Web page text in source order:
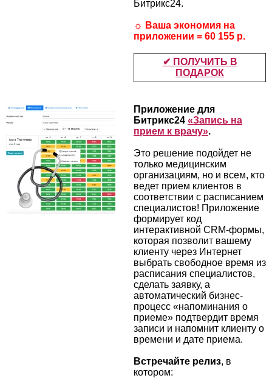
Битрикс24.
☼ Ваша экономия на
приложении = 60 155 р.
✔ ПОЛУЧИТЬ В
ПОДАРОК
Приложение для
Битрикс24 «Запись на
прием к врачу».
Это решение подойдет не
только медицинским
организациям, но и всем, кто
ведет прием клиентов в
соответствии с расписанием
специалистов! Приложение
формирует код
интерактивной CRM-формы,
которая позволит вашему
клиенту через Интернет
выбрать свободное время из
расписания специалистов,
сделать заявку, а
автоматический бизнес-
процесс «напоминания о
приеме» подтвердит время
записи и напомнит клиенту о
времени и дате приема.
Встречайте релиз, в
котором: